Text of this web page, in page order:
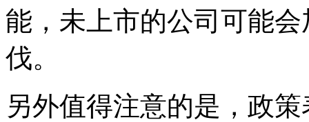
能，未上市的公司可能
伐。
另外值得注意的是，政